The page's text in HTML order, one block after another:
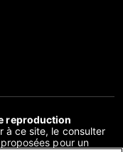
reproduction
à ce site, le consulter
pour un